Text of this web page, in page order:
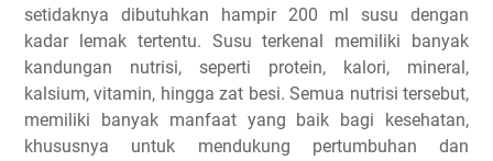
setidaknya dibutuhkan hampir 200 ml susu dengan
kadar lemak tertentu. Susu terkenal memiliki banyak
kandungan nutrisi, seperti protein, kalori, mineral,
kalsium, vitamin, hingga zat besi. Semua nutrisi tersebut,
memiliki banyak manfaat yang baik bagi kesehatan,
khususnya untuk mendukung pertumbuhan dan